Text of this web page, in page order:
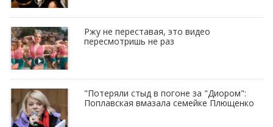
Ржу не переставая, это видео
пересмотришь не раз
"Потеряли стыд в погоне за "Диором":
Поплавская вмазала семейке Плющенко